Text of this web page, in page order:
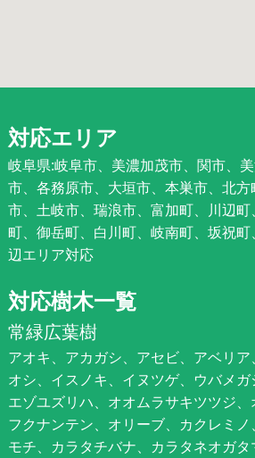
対応エリア
岐阜県:岐阜市、美濃加茂市、関市、
市、各務原市、大垣市、本巣市、北
市、土岐市、瑞浪市、富加町、川辺
町、御岳町、白川町、岐南町、坂祝
辺エリア対応
対応樹木一覧
常緑広葉樹
アオキ、アカガシ、アセビ、アベリ
オシ、イスノキ、イヌツゲ、ウバメガ
エゾユズリハ、オオムラサキツツジ
フクナンテン、オリーブ、カクレミ
モチ、カラタチバナ、カラタネオガ